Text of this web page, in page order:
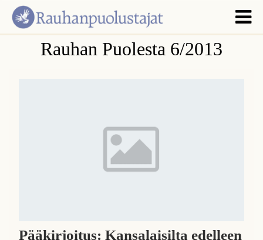
Rauhan Puolesta 6/2013
Pääkirjoitus: Kansalaisilta edelleen